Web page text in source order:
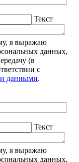
Текст
я выражаю
данных,
(в
с
данными.
Текст
я выражаю
данных,